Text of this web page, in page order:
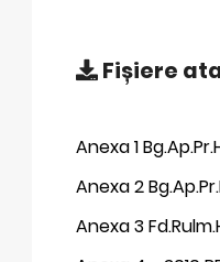
Fișiere
Anexa 1
Anexa 2
Anexa 3